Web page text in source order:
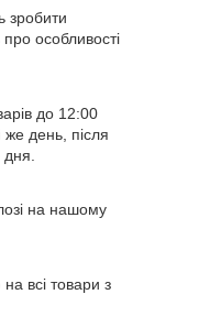
зробити
особливості
до 12:00
же день, після
дня.
на нашому
всі товари з